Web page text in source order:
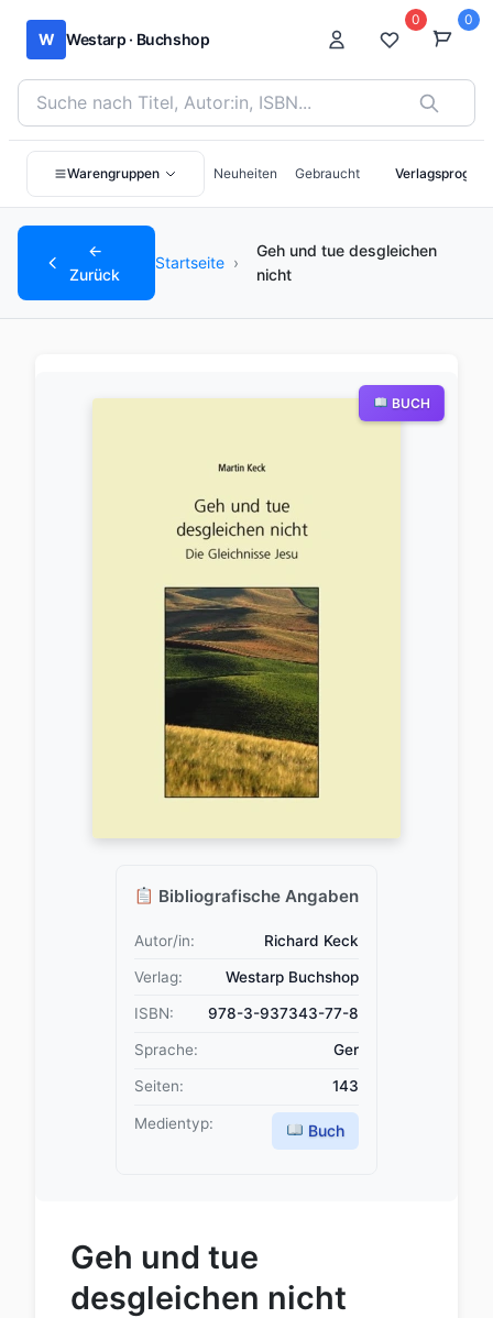
W Westarp · Buchshop
Bücher suchen nach Titel, Autor:in oder ISBN
0 0
Warengruppen Neuheiten Gebraucht
←
Zurück
Startseite ›
Geh und tue desgleichen
nicht
Bibliografische Angaben
Autor/in: Richard Keck
Verlag: Westarp Buchshop
ISBN: 978-3-937343-77-8
Sprache: Ger
Seiten: 143
Medientyp: Buch
BUCH
Geh und tue
desgleichen nicht